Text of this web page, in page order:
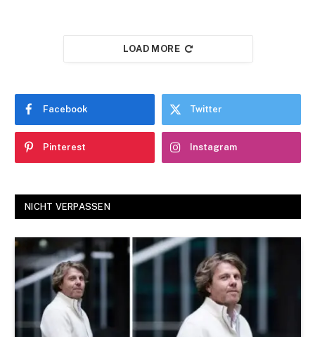
LOAD MORE
Facebook Twitter
Pinterest Instagram
NICHT VERPASSEN